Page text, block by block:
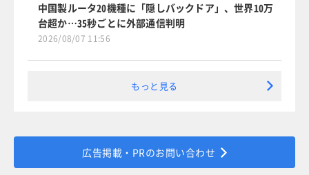
中国製ルータ20機種に「隠しバックドア」、世界10万
台超か…35秒ごとに外部通信判明
2026/08/07 11:56
もっと見る
広告掲載・PRのお問い合わせ